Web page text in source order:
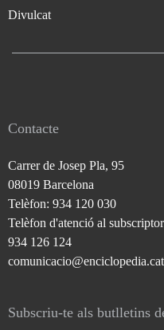
Divulcat
Contacte
Carrer de Josep Pla, 95
08019 Barcelona
Telèfon: 934 120 030
Telèfon d'atenció al
934 126 124
comunicacio@enciclopedia.cat
Subscriu-te als butlletins